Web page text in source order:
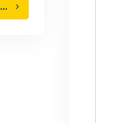
Ihre Berater vor Ort